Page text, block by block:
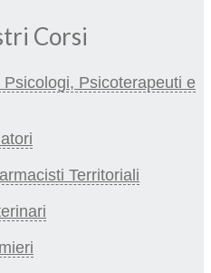
Corsi
Psicoterapeuti e
Territoriali